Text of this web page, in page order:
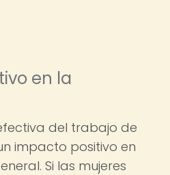
en la
del trabajo de
impacto positivo en
Si las mujeres